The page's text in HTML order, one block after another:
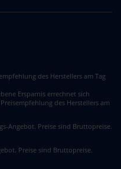
des Herstellers am Tag
Ersparnis errechnet sich
des Herstellers am
Angebot. Preise sind Bruttopreise.
Preise sind Bruttopreise.